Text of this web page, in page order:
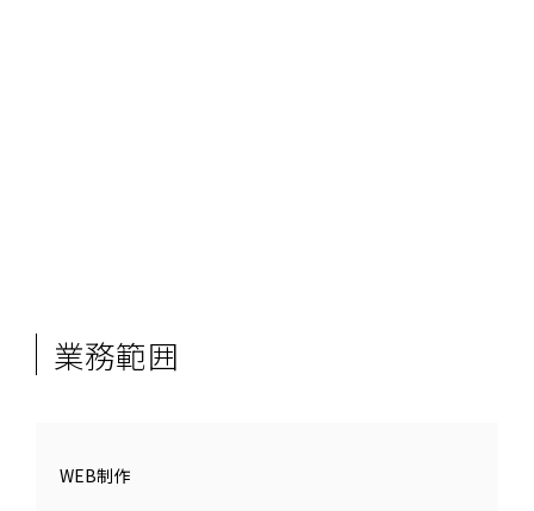
業務範囲
WEB制作